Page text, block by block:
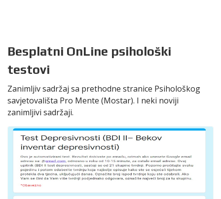
Besplatni OnLine psihološki
testovi
Zanimljiv sadržaj sa prethodne stranice Psihološkog
savjetovališta Pro Mente (Mostar). I neki noviji
zanimljivi sadržaji.